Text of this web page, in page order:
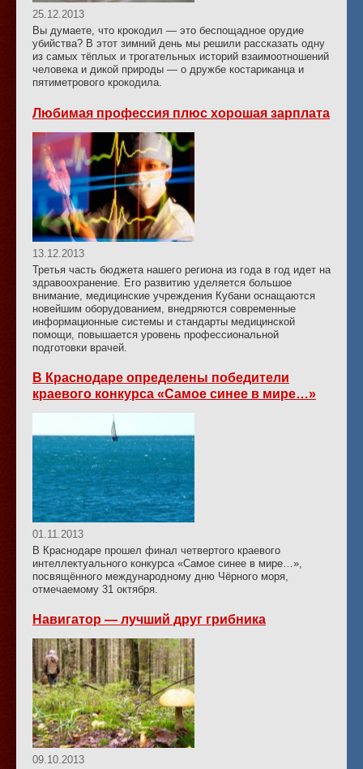
25.12.2013
Вы думаете, что крокодил — это беспощадное орудие
убийства? В этот зимний день мы решили рассказать одну
из самых тёплых и трогательных историй взаимоотношений
человека и дикой природы — о дружбе костариканца и
пятиметрового крокодила.
Любимая профессия плюс хорошая зарплата
13.12.2013
Третья часть бюджета нашего региона из года в год идет на
здравоохранение. Его развитию уделяется большое
внимание, медицинские учреждения Кубани оснащаются
новейшим оборудованием, внедряются современные
информационные системы и стандарты медицинской
помощи, повышается уровень профессиональной
подготовки врачей.
В Краснодаре определены победители
краевого конкурса «Самое синее в мире…»
01.11.2013
В Краснодаре прошел финал четвертого краевого
интеллектуального конкурса «Самое синее в мире…»,
посвящённого международному дню Чёрного моря,
отмечаемому 31 октября.
Навигатор — лучший друг грибника
09.10.2013